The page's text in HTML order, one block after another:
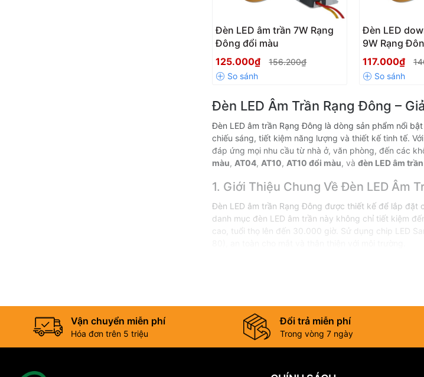
Đèn LED âm trần 7W Rạng
Đông đổi màu
125.000₫
156.200₫
Đèn LED
9W Rạng
117.000₫
Đèn LED Âm Trần Rạng Đông –
Đèn LED âm trần Rạng Đông là dòng sản phẩm nổi
chiếu sáng, tiết kiệm năng lượng và thiết kế tinh tế.
đáp ứng mọi nhu cầu từ nhà ở, văn phòng, đến các
màu, AT04, AT10, AT10 đổi màu, vàđèn LED âm
1. Giới Thiệu Chung Về Đèn LED Âm
Đèn LED âm trần Rạng Đông được thiết kế để lắp đặt
danh mục đèn LED âm trần này không chỉ tiết kiệm
cao, tuổi thọ lên đến 30.000 giờ. Sử dụng chip LED
Vận chuyển miễn phí
Hóa đơn trên 5 triệu
Đổi trả miễn phí
Trong vòng 7 ngày